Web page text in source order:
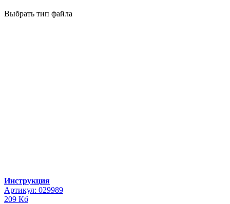
Выбрать тип файла
Инструкция
Артикул: 029989
209 Кб